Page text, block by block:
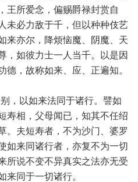
王所爱念，偏赐爵禄封赏自
未必力敌于千，但以种种伎艺
来亦尔，降烦恼魔、阴魔、天
，如彼力士一人当千。以是因
德，故称如来、应、正遍知。
，以如来法同于诸行。譬如
寿相，父母闻已，知其不任绍
。夫短寿者，不为沙门、婆罗
如来同诸行者，亦复不为一切
所说不变不异真实之法亦无受
来同于一切诸行。